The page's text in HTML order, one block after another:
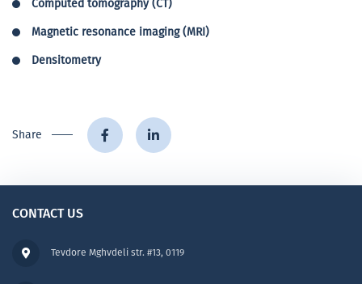
Computed tomography (CT)
Magnetic resonance imaging (MRI)
Densitometry
Share
CONTACT US
Tevdore Mghvdeli str. #13, 0119